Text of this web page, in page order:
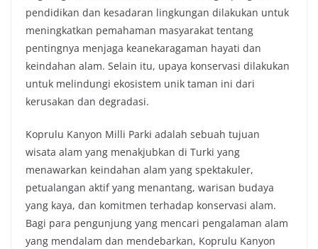
pendidikan dan kesadaran lingkungan dilakukan untuk
meningkatkan pemahaman masyarakat tentang
pentingnya menjaga keanekaragaman hayati dan
keindahan alam. Selain itu, upaya konservasi dilakukan
untuk melindungi ekosistem unik taman ini dari
kerusakan dan degradasi.
Koprulu Kanyon Milli Parki adalah sebuah tujuan
wisata alam yang menakjubkan di Turki yang
menawarkan keindahan alam yang spektakuler,
petualangan aktif yang menantang, warisan budaya
yang kaya, dan komitmen terhadap konservasi alam.
Bagi para pengunjung yang mencari pengalaman alam
yang mendalam dan mendebarkan, Koprulu Kanyon